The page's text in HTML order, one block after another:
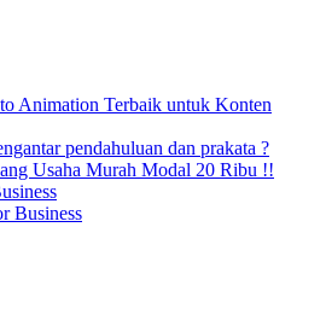
Animation Terbaik untuk Konten
pendahuluan dan prakata ?
Usaha Murah Modal 20 Ribu !!
Business